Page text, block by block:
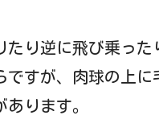
たり逆に飛び乗っ
ですが、肉球の上
ります。